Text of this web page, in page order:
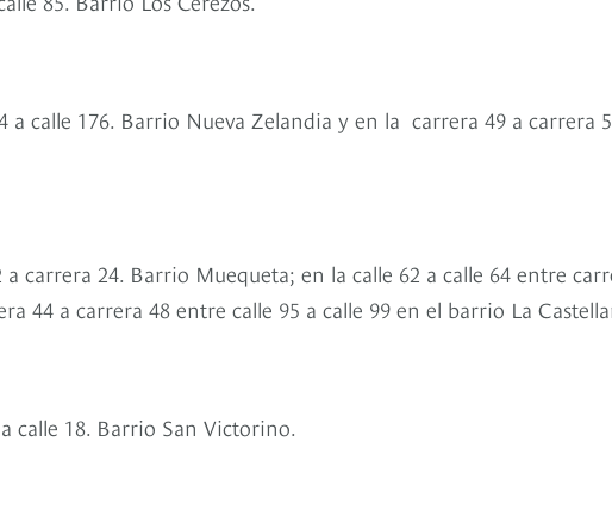
a calle 176. Barrio Nueva Zelandia y en la carrera 49 a carrera
carrera 24. Barrio Muequeta; en la calle 62 a calle 64 entre
44 a carrera 48 entre calle 95 a calle 99 en el barrio La
calle 18. Barrio San Victorino.